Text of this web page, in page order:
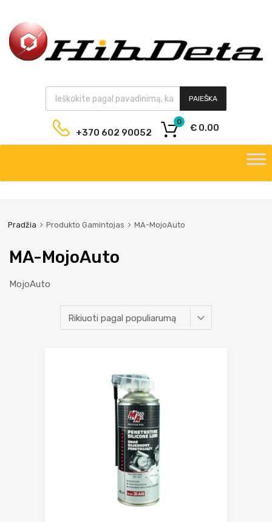
PAIEŠKA
+370 602 90052 € 0.00
0
Pradžia Produkto Gamintojas MA-MojoAuto
MA-MojoAuto
MojoAuto